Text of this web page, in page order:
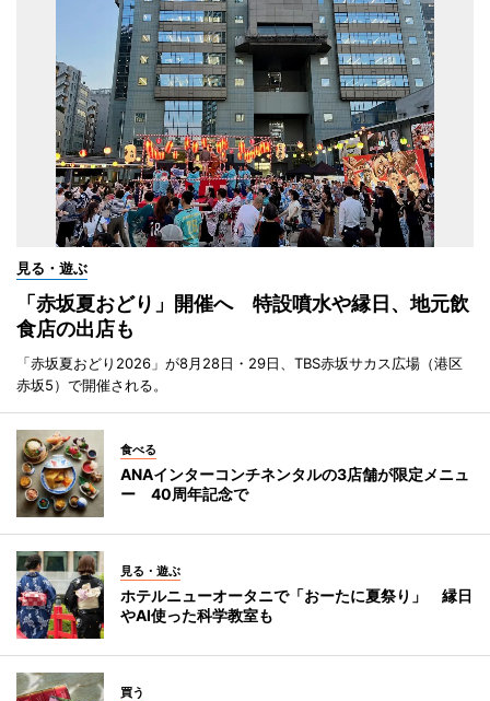
見る・遊ぶ
「赤坂夏おどり」開催へ 特設噴水や縁日、地元飲
食店の出店も
「赤坂夏おどり2026」が8月28日・29日、TBS赤坂サカス広場（港区
赤坂5）で開催される。
食べる
ANAインターコンチネンタルの3店舗が限定メニュ
ー 40周年記念で
見る・遊ぶ
ホテルニューオータニで「おーたに夏祭り」 縁日
やAI使った科学教室も
買う